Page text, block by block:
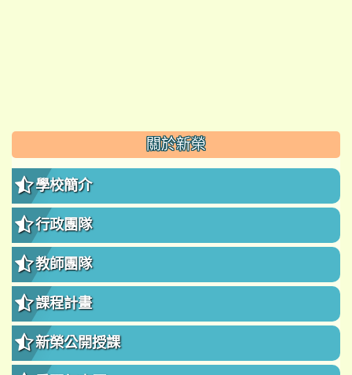
::: 關於新榮
學校簡介
行政團隊
教師團隊
課程計畫
新榮公開授課